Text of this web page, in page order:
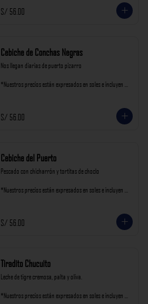
S/ 56.00
Cebiche de Conchas Negras
Nos llegan diarias de puerto pizarro
*Nuestros precios están expresados en soles e incluyen
S/ 56.00
Cebiche del Puerto
Pescado con chicharrón y tortitas de choclo
*Nuestros precios están expresados en soles e incluyen
S/ 56.00
Tiradito Chucuito
Leche de tigre cremosa, palta y oliva.
*Nuestros precios están expresados en soles e incluyen